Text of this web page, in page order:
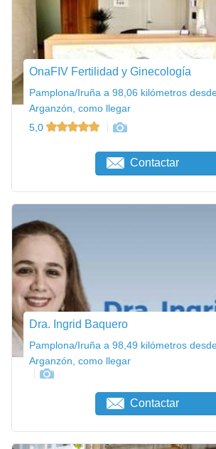
OnaFIV Fertilidad y Ginecología
Pamplona/Iruña a 98,06 kilómetros
Arganzón, como llegar
5,0
Contactar
Dra. Ingrid Baquero
Pamplona/Iruña a 98,49 kilómetros
Arganzón, como llegar
Contactar